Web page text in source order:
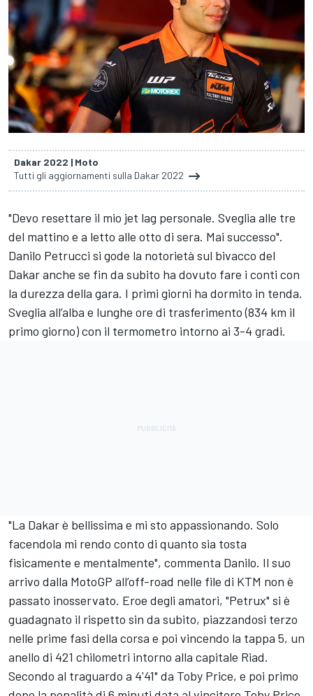
Dakar 2022 | Moto
Tutti gli aggiornamenti sulla Dakar 2022
"Devo resettare il mio jet lag personale. Sveglia alle tre
del mattino e a letto alle otto di sera. Mai successo".
Danilo Petrucci si gode la notorietà sul bivacco del
Dakar anche se fin da subito ha dovuto fare i conti con
la durezza della gara. I primi giorni ha dormito in tenda.
Sveglia all’alba e lunghe ore di trasferimento (834 km il
primo giorno) con il termometro intorno ai 3-4 gradi.
"La Dakar è bellissima e mi sto appassionando. Solo
facendola mi rendo conto di quanto sia tosta
fisicamente e mentalmente", commenta Danilo. Il suo
arrivo dalla MotoGP all’off-road nelle file di KTM non è
passato inosservato. Eroe degli amatori, "Petrux" si è
guadagnato il rispetto sin da subito, piazzandosi terzo
nelle prime fasi della corsa e poi vincendo la tappa 5, un
anello di 421 chilometri intorno alla capitale Riad.
Secondo al traguardo a 4'41" da Toby Price, e poi primo